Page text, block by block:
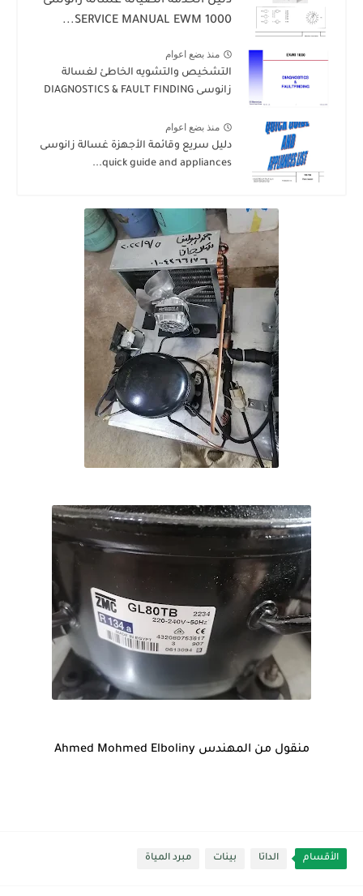
SERVICE MANUAL EWM 1000...
منذ بضع اعوام
التشخيص والتشويه الخاطئ لغسالة
زانوسى DIAGNOSTICS & FAULT FINDING
منذ بضع اعوام
دليل سريع وقائمة الأجهزة غسالة زانوسى
quick guide and appliances...
منقول من المهندس Ahmed Mohmed Elboliny
الأقسام الداتا بينات مبرد المياة